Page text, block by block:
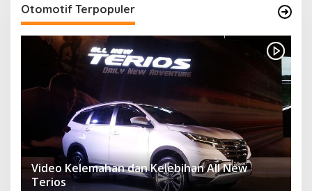
Otomotif Terpopuler
Video Kelemahan dan Kelebihan All New
Terios